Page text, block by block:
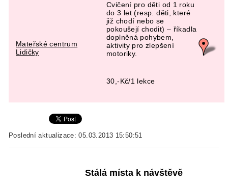
Mateřské centrum
Lidičky
Cvičení pro děti od 1 roku
do 3 let (resp. děti, které
již chodí nebo se
pokoušejí chodit) – říkadla
doplněná pohybem,
aktivity pro zlepšení
motoriky.
30,-Kč/1 lekce
Poslední aktualizace: 05.03.2013 15:50:51
Stálá místa k návštěvě